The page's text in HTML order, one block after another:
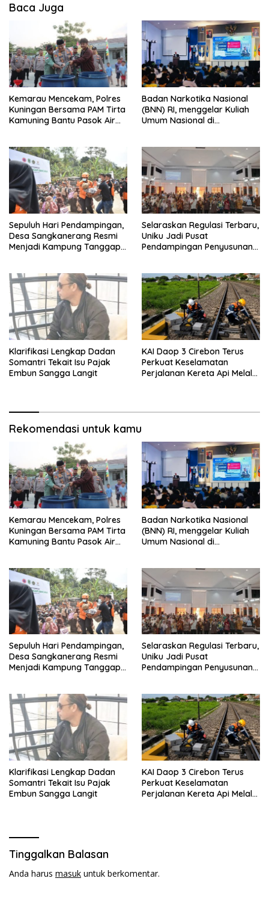
Baca Juga
Kemarau Mencekam, Polres
Kuningan Bersama PAM Tirta
Kamuning Bantu Pasok Air
Badan Narkotika Nasional
(BNN) RI, menggelar Kuliah
Umum Nasional di
Sepuluh Hari Pendampingan,
Desa Sangkanerang Resmi
Menjadi Kampung Tanggap
Selaraskan Regulasi Terbaru,
Uniku Jadi Pusat
Pendampingan Penyusunan
Klarifikasi Lengkap Dadan
Somantri Tekait Isu Pajak
Embun Sangga Langit
KAI Daop 3 Cirebon Terus
Perkuat Keselamatan
Perjalanan Kereta Api Melalui
Rekomendasi untuk kamu
Kemarau Mencekam, Polres
Kuningan Bersama PAM Tirta
Kamuning Bantu Pasok Air
Badan Narkotika Nasional
(BNN) RI, menggelar Kuliah
Umum Nasional di
Sepuluh Hari Pendampingan,
Desa Sangkanerang Resmi
Menjadi Kampung Tanggap
Selaraskan Regulasi Terbaru,
Uniku Jadi Pusat
Pendampingan Penyusunan
Klarifikasi Lengkap Dadan
Somantri Tekait Isu Pajak
Embun Sangga Langit
KAI Daop 3 Cirebon Terus
Perkuat Keselamatan
Perjalanan Kereta Api Melalui
Tinggalkan Balasan
Anda harus masuk untuk berkomentar.